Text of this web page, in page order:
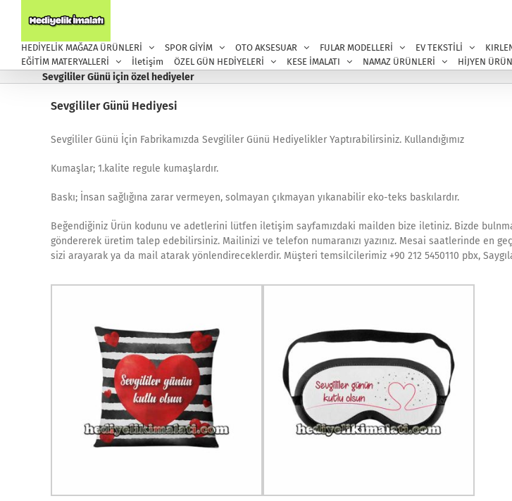
HEDİYELİK MAĞAZA ÜRÜNLERİ SPOR GİYİM OTO AKSESUAR FULAR MODELLERİ EV TEKSTİLİ
EĞİTİM MATERYALLERİ
İletişim ÖZEL GÜN HEDİYELERİ KESE İMALATI NAMAZ ÜRÜNLERİ HİJYEN
Sevgililer Günü için özel hediyeler
Sevgililer Günü Hediyesi
Sevgililer Günü İçin Fabrikamızda Sevgililer Günü Hediyelikler Yaptırabilirsiniz. Kullandığımız
Kumaşlar; 1.kalite regule kumaşlardır.
Baskı; İnsan sağlığına zarar vermeyen, solmayan çıkmayan yıkanabilir eko-teks baskılardır.
Beğendiğiniz Ürün kodunu ve adetlerini lütfen iletişim sayfamızdaki mailden bize iletiniz. Bizde
göndererek üretim talep edebilirsiniz. Mailinizi ve telefon numaranızı yazınız. Mesai saatlerinde en
sizi arayarak ya da mail atarak yönlendireceklerdir. Müşteri temsilcilerimiz +90 212 5450110 pbx,